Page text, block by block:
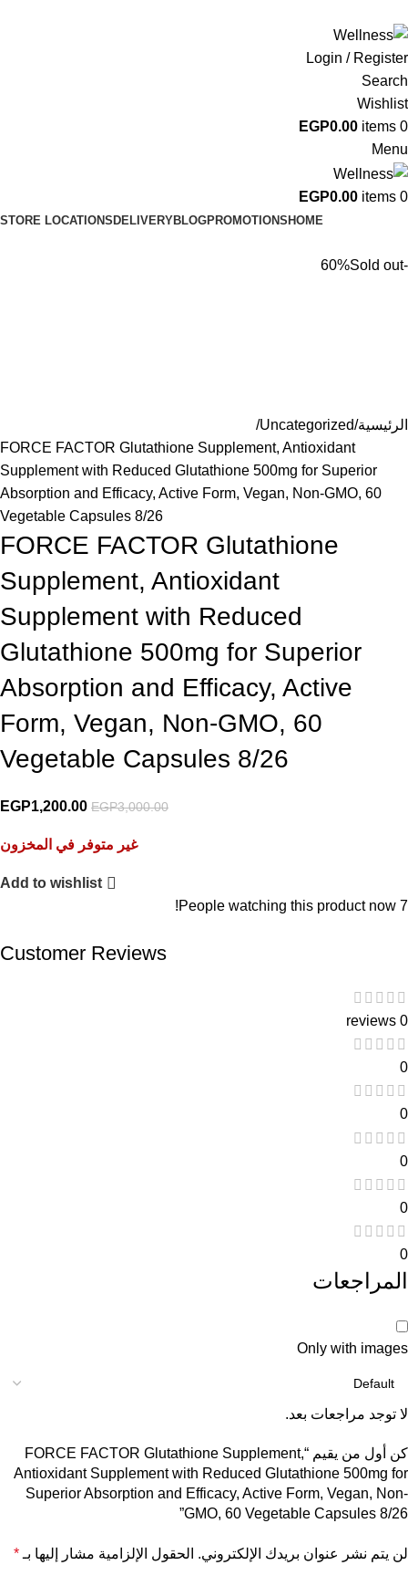
Login / Register
Search
Wishlist
0
items
EGP0.00
Menu
0
items
EGP0.00
HOME
PROMOTIONS
BLOG
DELIVERY
STORE LOCATIONS
-60%
Sold out
الرئيسية Uncategorized
FORCE FACTOR Glutathione Supplement, Antioxidant
Supplement with Reduced Glutathione 500mg for Superior
Absorption and Efficacy, Active Form, Vegan, Non-GMO, 60
Vegetable Capsules 8/26
FORCE FACTOR Glutathione
Supplement, Antioxidant
Supplement with Reduced
Glutathione 500mg for Superior
Absorption and Efficacy, Active
Form, Vegan, Non-GMO, 60
Vegetable Capsules 8/26
EGP3,000.00
EGP1,200.00
غير متوفر في المخزون
Add to wishlist
7
People watching this product now!
Customer Reviews
0 reviews
0
0
0
0
0
المراجعات
Only with images
لا توجد مراجعات بعد.
كن أول من يقيم “FORCE FACTOR Glutathione Supplement,
Antioxidant Supplement with Reduced Glutathione 500mg for
Superior Absorption and Efficacy, Active Form, Vegan, Non-
GMO, 60 Vegetable Capsules 8/26”
لن يتم نشر عنوان بريدك الإلكتروني. الحقول الإلزامية مشار إليها بـ *